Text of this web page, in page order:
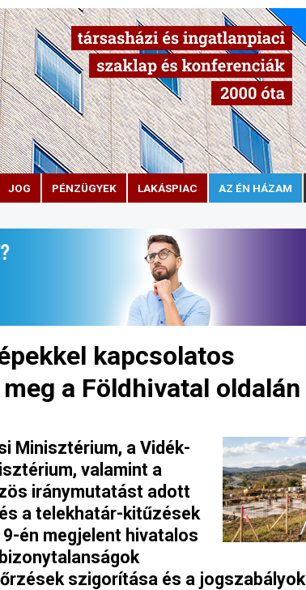
JOG PÉNZÜGYEK LAKÁSPIAC AZ ÉN HÁZAM
kapcsolatos
a Földhivatal oldalán
Minisztérium, a Vidék-
valamint a
iránymutatást adott
a telekhatár-kitűzések
én megjelent hivatalos
szigorítása és a jogszabályok